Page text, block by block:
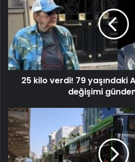
25 kilo verdi! 79 yaşındaki
değişimi